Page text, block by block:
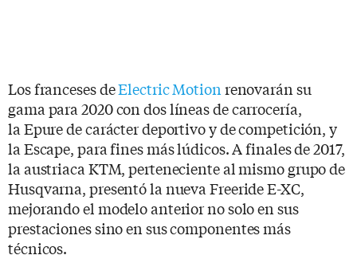
Los franceses deElectric Motionrenovarán su
gama para 2020 con dos líneas de carrocería,
la Epure de carácter deportivo y de competición, y
la Escape, para fines más lúdicos. A finales de 2017,
la austriaca KTM, perteneciente al mismo grupo de
Husqvarna, presentó la nueva Freeride E-XC,
mejorando el modelo anterior no solo en sus
prestaciones sino en sus componentes más
técnicos.